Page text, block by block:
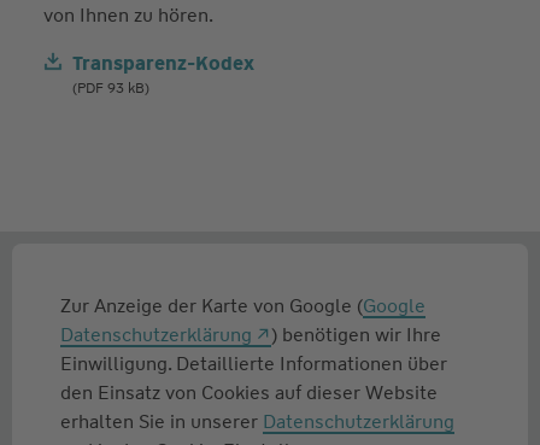
von Ihnen zu hören.
Transparenz-Kodex
(PDF 93 kB)
Zur Anzeige der Karte von Google (Google
Datenschutzerklärung
) benötigen wir Ihre
Einwilligung. Detaillierte Informationen über
den Einsatz von Cookies auf dieser Website
erhalten Sie in unserer Datenschutzerklärung